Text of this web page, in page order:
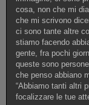
cosa, non che mi
che mi scrivono
ci sono tante altre
stiamo facendo
gente, fra pochi
queste sono
che penso abbiano
“Abbiamo tanti altri
focalizzare le tue